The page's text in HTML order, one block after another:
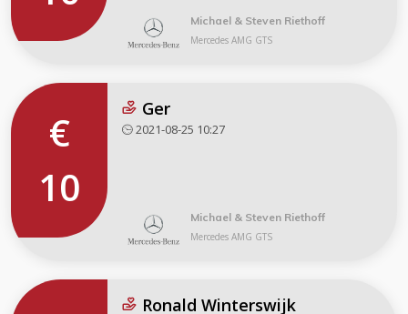
Michael & Steven Riethoff
Mercedes AMG GTS
€
10
Ger
2021-08-25 10:27
Michael & Steven Riethoff
Mercedes AMG GTS
Ronald Winterswijk